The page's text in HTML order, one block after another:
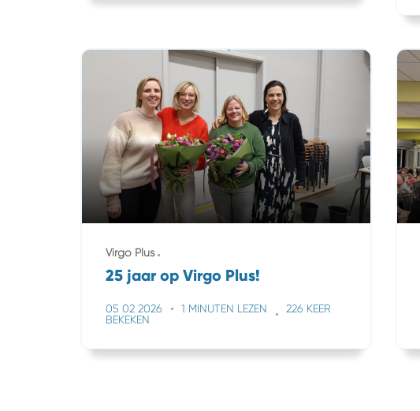
Virgo Plus
25 jaar op Virgo Plus!
05 02 2026 1 MINUTEN LEZEN
226 KEER
BEKEKEN